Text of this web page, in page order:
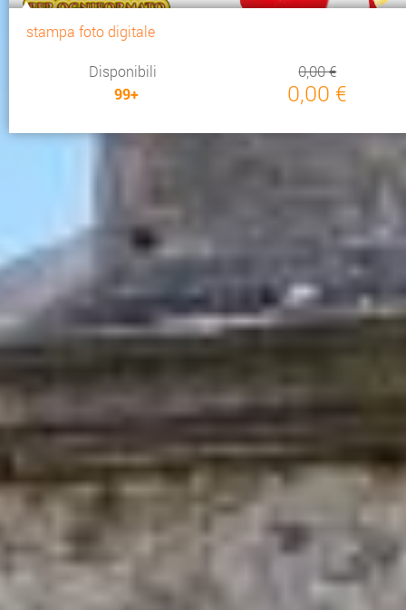
stampa foto digitale
Disponibili
99+
0,00 €
0,00 €